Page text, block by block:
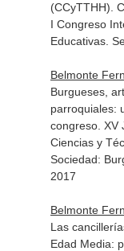
(CCyTTHH).
I Congreso
Educativas.
Belmonte
Burgueses,
parroquiales:
congreso. XV
Ciencias y
Sociedad:
2017
Belmonte
Las
Edad Media: